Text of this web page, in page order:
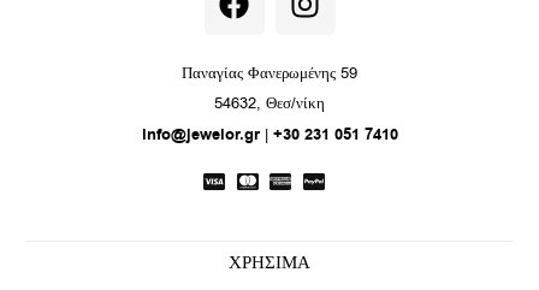
a
e
b
o
o
k
n
t
a
g
r
a
Παναγίας Φανερωμένης 59
54632, Θεσ/νίκη
info@jewelor.gr| +30 231 051 7410
ΧΡΗΣΙΜΑ